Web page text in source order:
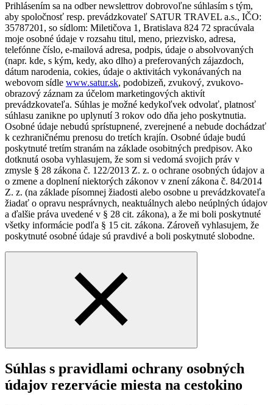
Prihlásením sa na odber newslettrov dobrovoľne súhlasím s tým,
aby spoločnosť resp. prevádzkovateľ SATUR TRAVEL a.s., IČO:
35787201, so sídlom: Miletičova 1, Bratislava 824 72 spracúvala
moje osobné údaje v rozsahu titul, meno, priezvisko, adresa,
telefónne číslo, e-mailová adresa, podpis, údaje o absolvovaných
(napr. kde, s kým, kedy, ako dlho) a preferovaných zájazdoch,
dátum narodenia, cokies, údaje o aktivitách vykonávaných na
webovom sídle www.satur.sk, podobizeň, zvukový, zvukovo-
obrazový záznam za účelom marketingových aktivít
prevádzkovateľa. Súhlas je možné kedykoľvek odvolať, platnosť
súhlasu zanikne po uplynutí 3 rokov odo dňa jeho poskytnutia.
Osobné údaje nebudú sprístupnené, zverejnené a nebude dochádzať
k cezhraničnému prenosu do tretích krajín. Osobné údaje budú
poskytnuté tretím stranám na základe osobitných predpisov. Ako
dotknutá osoba vyhlasujem, že som si vedomá svojich práv v
zmysle § 28 zákona č. 122/2013 Z. z. o ochrane osobných údajov a
o zmene a doplnení niektorých zákonov v znení zákona č. 84/2014
Z. z. (na základe písomnej žiadosti alebo osobne u prevádzkovateľa
žiadať o opravu nesprávnych, neaktuálnych alebo neúplných údajov
a ďalšie práva uvedené v § 28 cit. zákona), a že mi boli poskytnuté
všetky informácie podľa § 15 cit. zákona. Zároveň vyhlasujem, že
poskytnuté osobné údaje sú pravdivé a boli poskytnuté slobodne.
Súhlas s pravidlami ochrany osobných
údajov rezervácie miesta na cestokino